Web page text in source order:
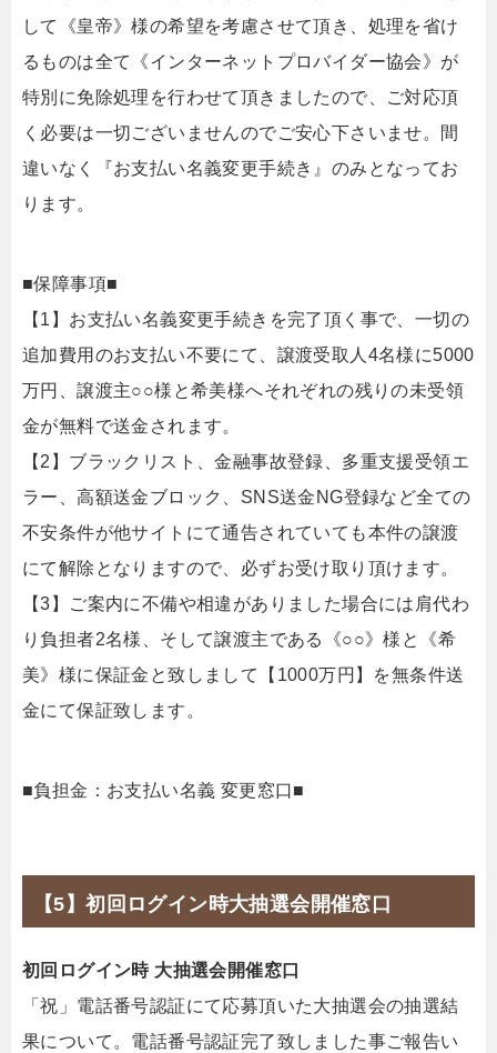
して《皇帝》様の希望を考慮させて頂き、処理を省け
るものは全て《インターネットプロバイダー協会》が
特別に免除処理を行わせて頂きましたので、ご対応頂
く必要は一切ございませんのでご安心下さいませ。間
違いなく『お支払い名義変更手続き』のみとなってお
ります。
■保障事項■
【1】お支払い名義変更手続きを完了頂く事で、一切の
追加費用のお支払い不要にて、譲渡受取人4名様に5000
万円、譲渡主○○様と希美様へそれぞれの残りの未受領
金が無料で送金されます。
【2】ブラックリスト、金融事故登録、多重支援受領エ
ラー、高額送金ブロック、SNS送金NG登録など全ての
不安条件が他サイトにて通告されていても本件の譲渡
にて解除となりますので、必ずお受け取り頂けます。
【3】ご案内に不備や相違がありました場合には肩代わ
り負担者2名様、そして譲渡主である《○○》様と《希
美》様に保証金と致しまして【1000万円】を無条件送
金にて保証致します。
■負担金：お支払い名義 変更窓口■
【5】初回ログイン時大抽選会開催窓口
初回ログイン時 大抽選会開催窓口
「祝」電話番号認証にて応募頂いた大抽選会の抽選結
果について。電話番号認証完了致しました事ご報告い